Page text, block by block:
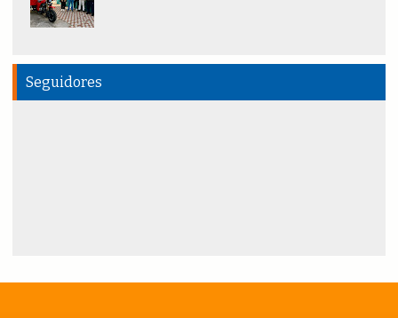
Seguidores